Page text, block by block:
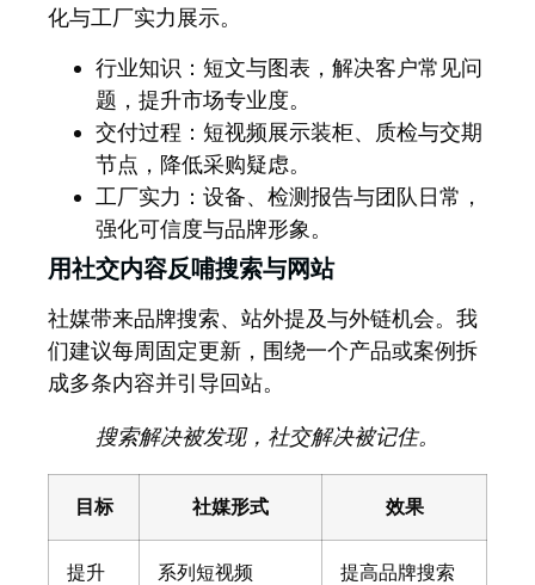
化与工厂实力展示。
行业知识 ：短文与图表，解决客户常见问
题，提升市场专业度。
交付过程 ：短视频展示装柜、质检与交期
节点，降低采购疑虑。
工厂实力 ：设备、检测报告与团队日常，
强化可信度与品牌形象。
用社交内容反哺搜索与网站
社媒带来品牌搜索、站外提及与外链机会。我
们建议每周固定更新，围绕一个产品或案例拆
成多条内容并引导回站。
搜索解决被发现，社交解决被记住。
目标 社媒形式 效果
提升
系列短视频
提高品牌搜索